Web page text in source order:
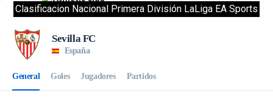
Clasificacion Nacional Primera División LaLiga EA Sports